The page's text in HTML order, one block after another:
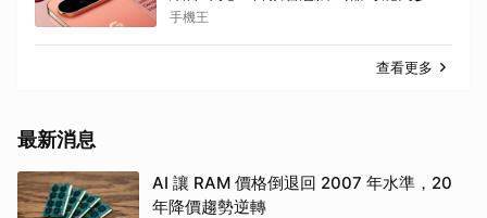
出
手機王
查看更多
最新消息
AI 讓 RAM 價格倒退回 2007 年水準，20
年降價趨勢逆轉